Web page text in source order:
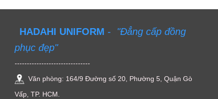
HADAHI UNIFORM - "Đẳng cấp đồng
phục đẹp"
-------------------------------
Văn phòng: 164/9 Đường số 20, Phường 5, Quận Gò
Vấp, TP. HCM.